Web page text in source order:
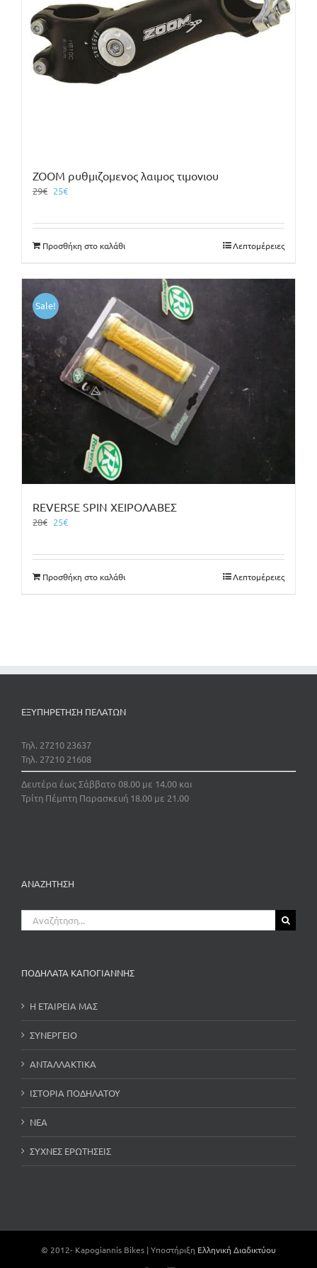
ZOOM ρυθμιζομενος λαιμος τιμονιου
29€ Original
29€.
25€Η
είναι:
25€.
Προσθήκη στο καλάθι Λεπτομέρειες
Sale!
REVERSE SPIN ΧΕΙΡΟΛΑΒΕΣ
28€ Original
28€.
25€Η
είναι:
25€.
Προσθήκη στο καλάθι Λεπτομέρειες
ΕΞΥΠΗΡΕΤΗΣΗ ΠΕΛΑΤΩΝ
Τηλ. 27210 23637
Τηλ. 27210 21608
Δευτέρα έως Σάββατο 08.00 με 14.00 και
Τρίτη Πέμπτη Παρασκευή 18.00 με 21.00
ΑΝΑΖΗΤΗΣΗ
Αναζήτηση
για:
ΠΟΔΗΛΑΤΑ ΚΑΠΟΓΙΑΝΝΗΣ
Η ΕΤΑΙΡΕΙΑ ΜΑΣ
ΣΥΝΕΡΓΕΙΟ
ΑΝΤΑΛΛΑΚΤΙΚΑ
ΙΣΤΟΡΙΑ ΠΟΔΗΛΑΤΟΥ
ΝΕΑ
ΣΥΧΝΕΣ ΕΡΩΤΗΣΕΙΣ
© 2012- Kapogiannis Bikes | Υποστήριξη Ελληνική Διαδικτύου